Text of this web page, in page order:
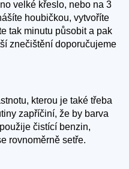
velké křeslo, nebo na 3
houbičkou, vytvoříte
tak minutu působit a pak
znečištění doporučujeme
kterou je také třeba
zapříčiní, že by barva
čistící benzin,
rovnoměrně setře.